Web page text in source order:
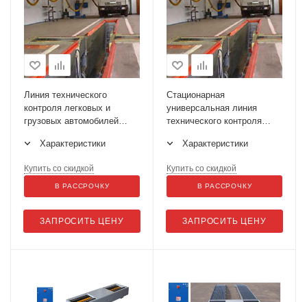
Линия технического
контроля легковых и
грузовых автомобилей
Характеристики
ЗАПРОСИТЬ ЦЕНУ
Купить со скидкой
В РАССРОЧКУ
Стационарная
универсальная линия
технического контроля
Характеристики
ЗАПРОСИТЬ ЦЕНУ
Купить со скидкой
В РАССРОЧКУ